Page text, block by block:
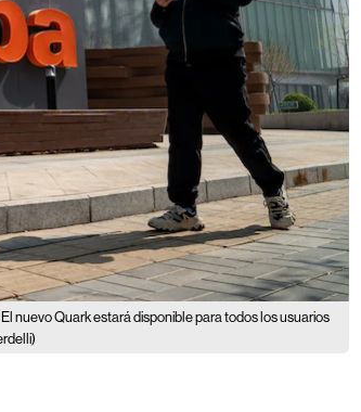
El nuevo Quark estará disponible para todos los usuarios